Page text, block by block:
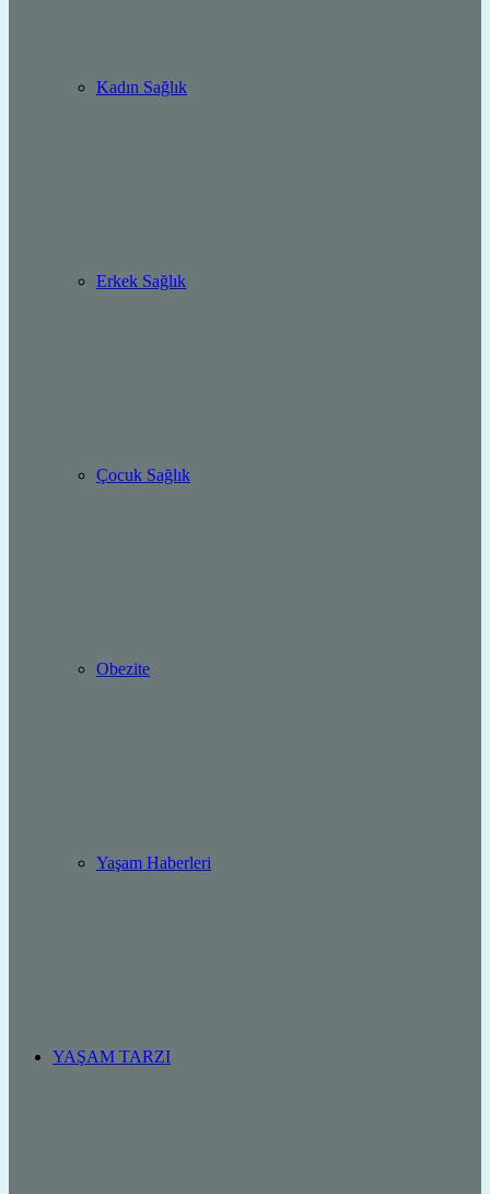
Kadın Sağlık
Erkek Sağlık
Çocuk Sağlık
Obezite
Yaşam Haberleri
YAŞAM TARZI